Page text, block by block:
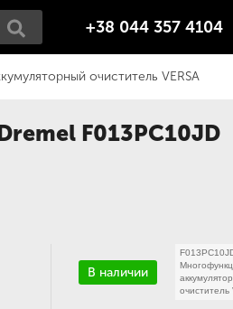
+38 044 357 4104
очиститель VERSA
F013PC10JD
В наличии
очиститель